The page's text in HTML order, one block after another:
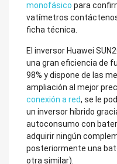
monofásico para
vatímetros
ficha técnica.
El inversor Huawei
una gran eficiencia de
98% y dispone de las
ampliación al mejor
conexión a red, se le
un inversor híbrido
autoconsumo con
adquirir ningún
posteriormente una
otra similar).